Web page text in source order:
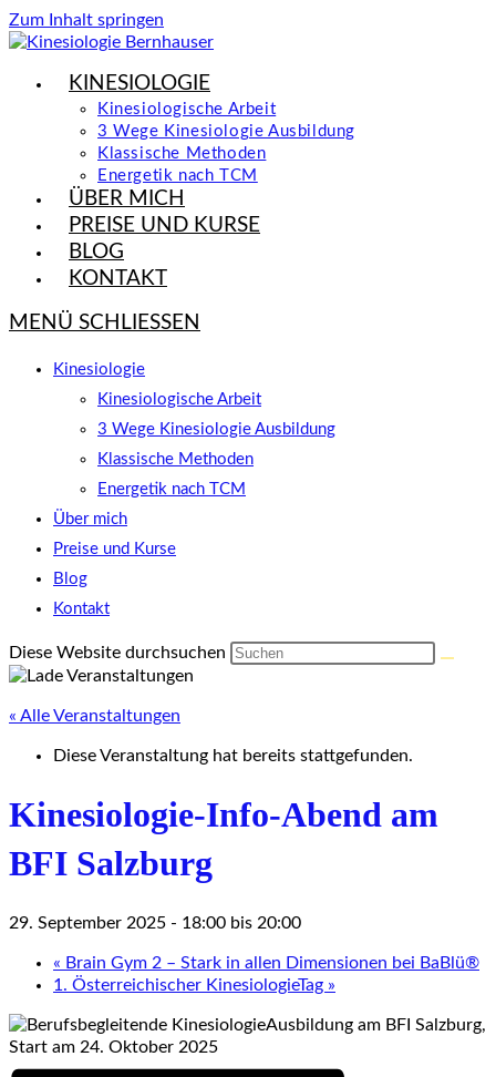
Zum Inhalt springen
KINESIOLOGIE
Kinesiologische Arbeit
3 Wege Kinesiologie Ausbildung
Klassische Methoden
Energetik nach TCM
ÜBER MICH
PREISE UND KURSE
BLOG
KONTAKT
MENÜ SCHLIESSEN
Kinesiologie
Kinesiologische Arbeit
3 Wege Kinesiologie Ausbildung
Klassische Methoden
Energetik nach TCM
Über mich
Preise und Kurse
Blog
Kontakt
Diese Website durchsuchen
« Alle Veranstaltungen
Diese Veranstaltung hat bereits stattgefunden.
Kinesiologie-Info-Abend am
BFI Salzburg
29. September 2025 - 18:00 bis 20:00
« Brain Gym 2 – Stark in allen Dimensionen bei BaBlü®
1. Österreichischer KinesiologieTag »